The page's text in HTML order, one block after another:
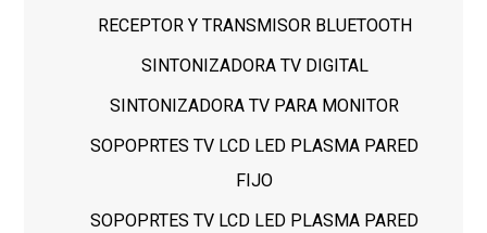
RECEPTOR Y TRANSMISOR BLUETOOTH
SINTONIZADORA TV DIGITAL
SINTONIZADORA TV PARA MONITOR
SOPOPRTES TV LCD LED PLASMA PARED
FIJO
SOPOPRTES TV LCD LED PLASMA PARED